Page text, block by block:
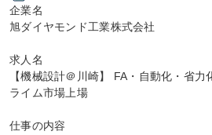
企業名
旭ダイヤモンド工業株式会社
求人名
【機械設計＠川崎】 FA・自動化・省
ライム市場上場
仕事の内容